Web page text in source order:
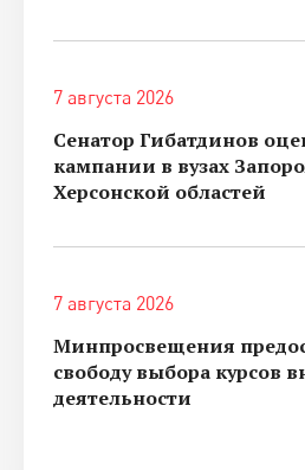
7 августа 2026
Сенатор Гибатдинов
кампании в вузах
Херсонской областей
7 августа 2026
Минпросвещения
свободу выбора курсов
деятельности